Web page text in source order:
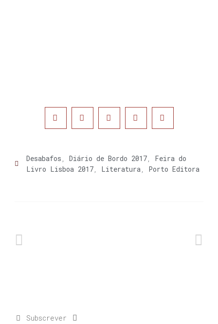
Desabafos , Diário de Bordo 2017, Feira do
Livro Lisboa 2017, Literatura, Porto Editora
Subscrever